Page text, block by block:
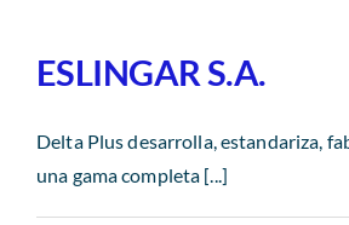
ESLINGAR S.A.
Delta Plus desarrolla, estandariza,
una gama completa [...]